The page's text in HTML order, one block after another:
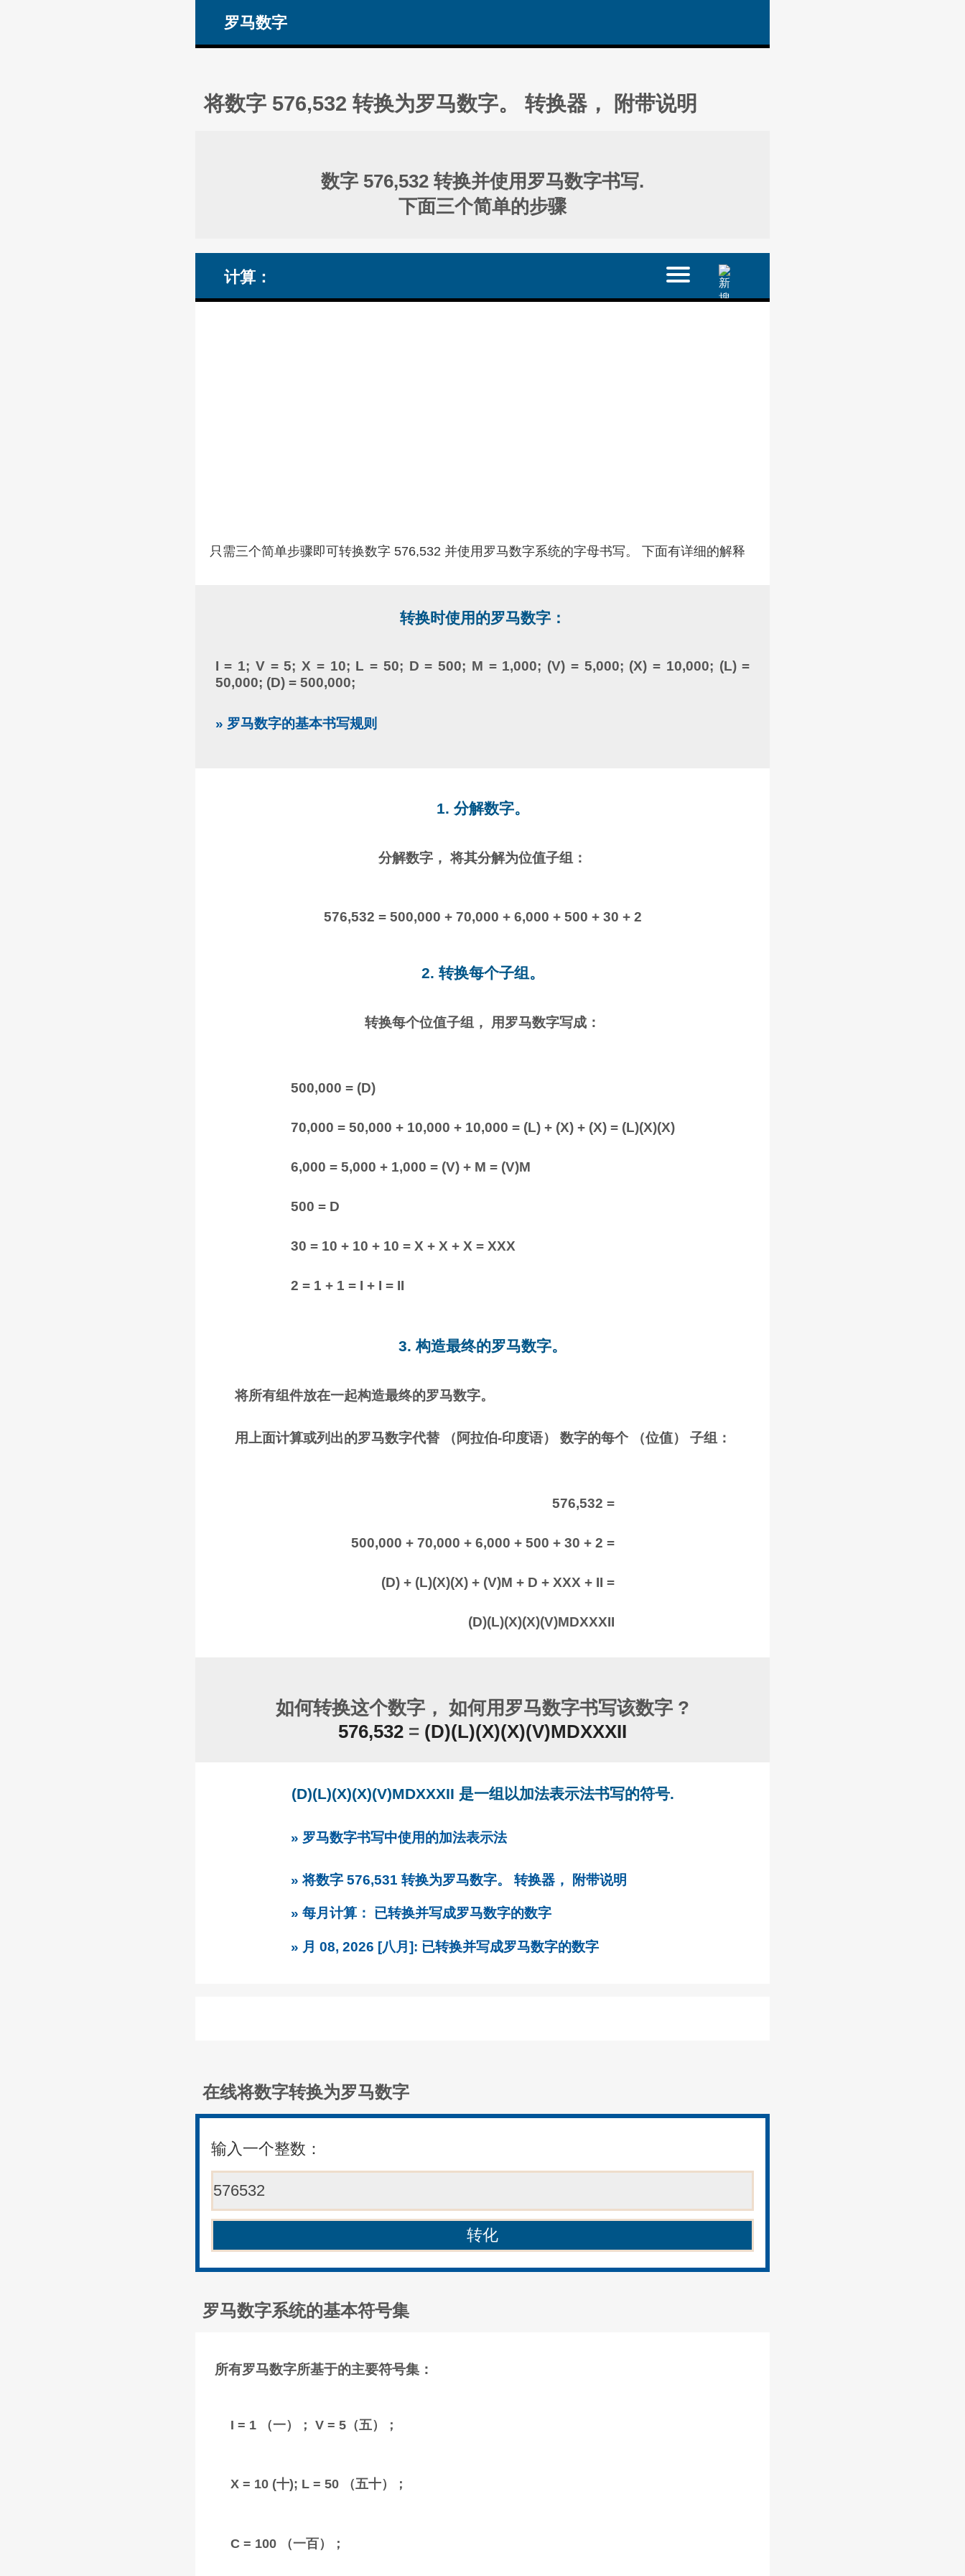
罗马数字
将数字 576,532 转换为罗马数字。 转换器， 附带说明
数字 576,532 转换并使用罗马数字书写.
下面三个简单的步骤
计算：
只需三个简单步骤即可转换数字 576,532 并使用罗马数字系统的字母书写。 下面有详细的解释
转换时使用的罗马数字：
I = 1; V = 5; X = 10; L = 50; D = 500; M = 1,000; (V) = 5,000; (X) = 10,000; (L) =
50,000; (D) = 500,000;
» 罗马数字的基本书写规则
1. 分解数字。
分解数字， 将其分解为位值子组：
576,532 = 500,000 + 70,000 + 6,000 + 500 + 30 + 2
2. 转换每个子组。
转换每个位值子组， 用罗马数字写成：
500,000 = (D)
70,000 = 50,000 + 10,000 + 10,000 = (L) + (X) + (X) = (L)(X)(X)
6,000 = 5,000 + 1,000 = (V) + M = (V)M
500 = D
30 = 10 + 10 + 10 = X + X + X = XXX
2 = 1 + 1 = I + I = II
3. 构造最终的罗马数字。
将所有组件放在一起构造最终的罗马数字。
用上面计算或列出的罗马数字代替 （阿拉伯-印度语） 数字的每个 （位值） 子组：
576,532 =
500,000 + 70,000 + 6,000 + 500 + 30 + 2 =
(D) + (L)(X)(X) + (V)M + D + XXX + II =
(D)(L)(X)(X)(V)MDXXXII
如何转换这个数字， 如何用罗马数字书写该数字 ?
576,532 = (D)(L)(X)(X)(V)MDXXXII
(D)(L)(X)(X)(V)MDXXXII 是一组以加法表示法书写的符号.
» 罗马数字书写中使用的加法表示法
» 将数字 576,531 转换为罗马数字。 转换器， 附带说明
» 每月计算： 已转换并写成罗马数字的数字
» 月 08, 2026 [八月]: 已转换并写成罗马数字的数字
在线将数字转换为罗马数字
输入一个整数：
罗马数字系统的基本符号集
所有罗马数字所基于的主要符号集：
I = 1 （一）； V = 5（五）；
X = 10 (十); L = 50 （五十）；
C = 100 （一百）；